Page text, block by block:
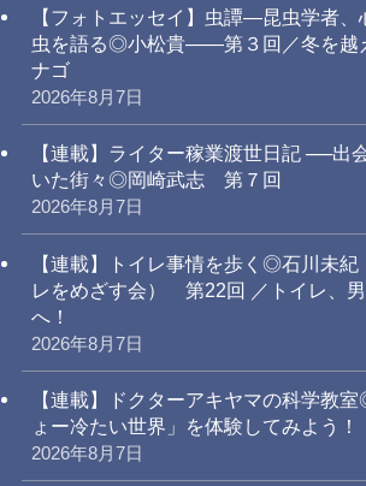
【フォトエッセイ】虫譚―昆虫学者、
虫を語る◎小松貴――第３回／冬を越
ナゴ
2026年8月7日
【連載】ライター稼業渡世日記 ──
いた街々◎岡崎武志 第７回
2026年8月7日
【連載】トイレ事情を歩く◎石川未紀
レをめざす会） 第22回 ／トイレ、
へ！
2026年8月7日
【連載】ドクターアキヤマの科学教
ょー冷たい世界」を体験してみよう！
2026年8月7日